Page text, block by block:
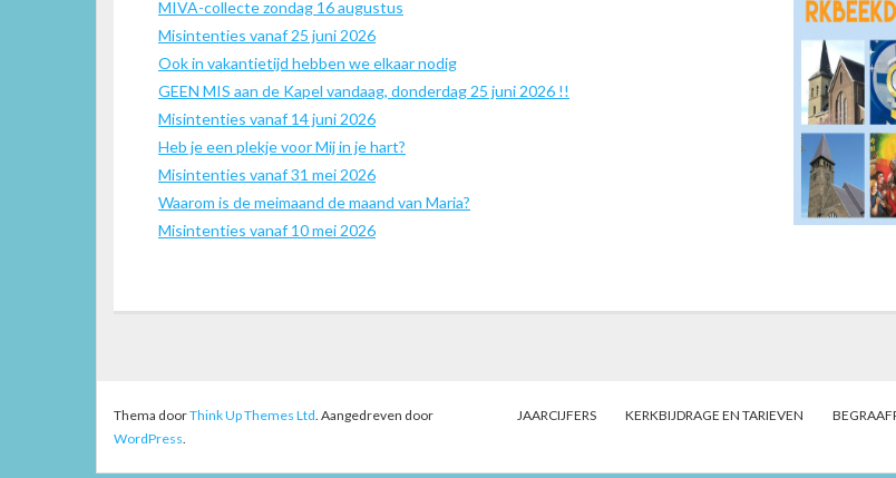
MIVA-collecte zondag 16 augustus
Misintenties vanaf 25 juni 2026
Ook in vakantietijd hebben we elkaar nodig
GEEN MIS aan de Kapel vandaag, donderdag 25 juni 2026 !!
Misintenties vanaf 14 juni 2026
Heb je een plekje voor Mij in je hart?
Misintenties vanaf 31 mei 2026
Waarom is de meimaand de maand van Maria?
Misintenties vanaf 10 mei 2026
Thema doorThink Up Themes Ltd . Aangedreven door
WordPress
JAARCIJFERS KERKBIJDRAGE EN TARIEVEN